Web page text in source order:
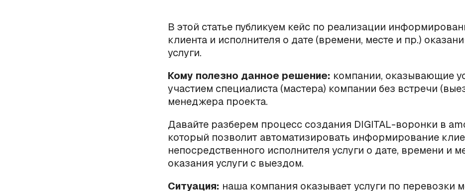
В этой статье публикуем кейс по реализации
клиента и исполнителя о дате (времени, месте и пр.)
услуги.
Кому полезно данное решение: компании, оказывающие
участием специалиста (мастера) компании без встречи
менеджера проекта.
Давайте разберем процесс создания DIGITAL-воронки в
который позволит автоматизировать информирование
непосредственного исполнителя услуги о дате, времени и
оказания услуги с выездом.
Ситуация: наша компания оказывает услуги по перевозки